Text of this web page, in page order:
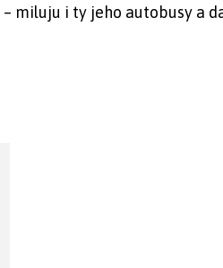
– miluju i ty jeho autobusy a